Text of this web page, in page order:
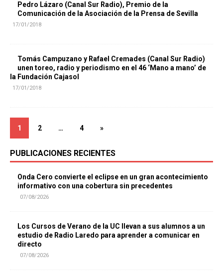
Pedro Lázaro (Canal Sur Radio), Premio de la
Comunicación de la Asociación de la Prensa de Sevilla
17/01/2018
Tomás Campuzano y Rafael Cremades (Canal Sur Radio)
unen toreo, radio y periodismo en el 46 ‘Mano a mano’ de
la Fundación Cajasol
17/01/2018
1 2 … 4 »
PUBLICACIONES RECIENTES
Onda Cero convierte el eclipse en un gran acontecimiento
informativo con una cobertura sin precedentes
07/08/2026
Los Cursos de Verano de la UC llevan a sus alumnos a un
estudio de Radio Laredo para aprender a comunicar en
directo
07/08/2026